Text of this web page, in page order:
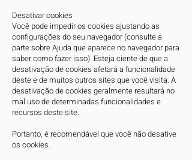
Desativar cookies
Você pode impedir os cookies ajustando as
configurações do seu navegador (consulte a
parte sobre Ajuda que aparece no navegador para
saber como fazer isso). Esteja ciente de que a
desativação de cookies afetará a funcionalidade
deste e de muitos outros sites que você visita. A
desativação de cookies geralmente resultará no
mal uso de determinadas funcionalidades e
recursos deste site.
Portanto, é recomendável que você não desative
os cookies.